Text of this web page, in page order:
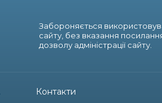
Забороняється
сайту, без вказання
дозволу адміністрації сайту.
Контакти